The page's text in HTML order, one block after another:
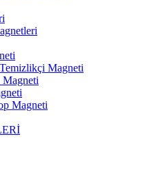
Magneti
Magneti